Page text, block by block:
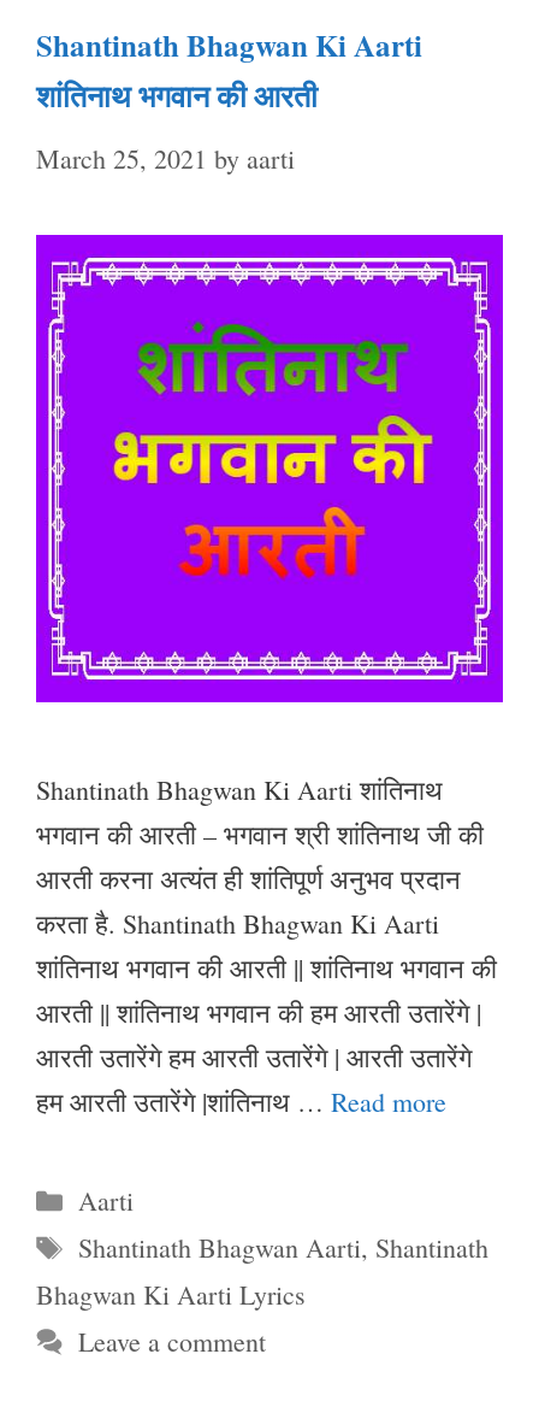
Shantinath Bhagwan Ki Aarti
शांतिनाथ भगवान की आरती
March 25, 2021 by aarti
Shantinath Bhagwan Ki Aarti शांतिनाथ
भगवान की आरती – भगवान श्री शांतिनाथ जी की
आरती करना अत्यंत ही शांतिपूर्ण अनुभव प्रदान
करता है. Shantinath Bhagwan Ki Aarti
शांतिनाथ भगवान की आरती || शांतिनाथ भगवान की
आरती || शांतिनाथ भगवान की हम आरती उतारेंगे |
आरती उतारेंगे हम आरती उतारेंगे | आरती उतारेंगे
हम आरती उतारेंगे |शांतिनाथ … Read more
Categories
Aarti
Tags
Shantinath Bhagwan Aarti, Shantinath
Bhagwan Ki Aarti Lyrics
Leave a comment